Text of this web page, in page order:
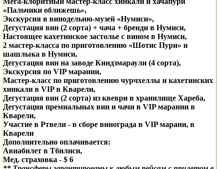
«Пальчики оближешь»,
Экскурсия в винодельню-музей «Нумиси»,
Дегустация вин (2 сорта) + чача + бренди в Нумиси,
Настоящее кахетинское застолье с вином в Нумиси,
2 мастер-класса по приготовлению «Шотис Пури» и
шашлыка в Нумиси,
Дегустация вин на заводе Киндзмараули (4 сорта),
Экскурсия по VIP марании,
Мастер-класс по приготовлению чурчхеллы и кахетинских
хинкали в VIP в Кварели,
Дегустация вин (2 сорта) из квеври в хранилище Хареба,
Дегустация премиальных вин и чачи в VIP марании в
Кварели,
Участие в Ртвели - в сборе винограда в VIP марани, в
Кварели
Дополнительно оплачивается:
Авиабилет в Тбилиси,
Мед. страховка - $ 6